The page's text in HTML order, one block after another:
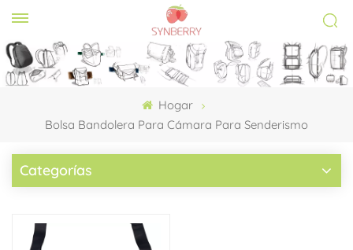
Hogar
Bolsa Bandolera Para Cámara Para Senderismo
Categorías